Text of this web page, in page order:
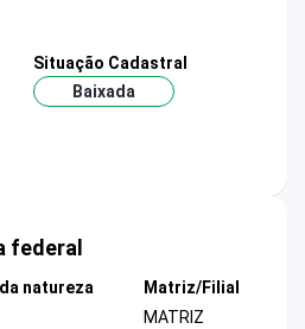
Situação Cadastral
Baixada
federal
natureza
Matriz/Filial
MATRIZ